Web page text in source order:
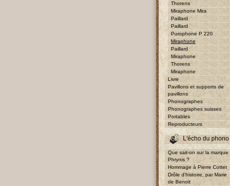
Thorens
Miraphone Mira
Paillard
Paillard
Purophone P 220
Miraphone
Paillard
Miraphone
Thorens
Miraphone
Livre
Pavillons et supports de
pavillons
Phonographes
Phonographes suisses
Portables
Reproducteurs
L'écho du phono
Que sait-on sur la marque
Phrynis ?
Hommage à Pierre Cottet
Drôle d'histoire, par Marie
de Benoit